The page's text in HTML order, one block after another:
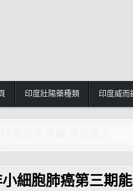
印度壯陽藥種類 印度威而
細胞肺癌第三期